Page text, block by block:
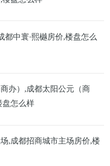
都中寰·熙樾房价,楼盘怎么
办）,成都太阳公元（商
盘怎么样
,成都招商城市主场房价,楼